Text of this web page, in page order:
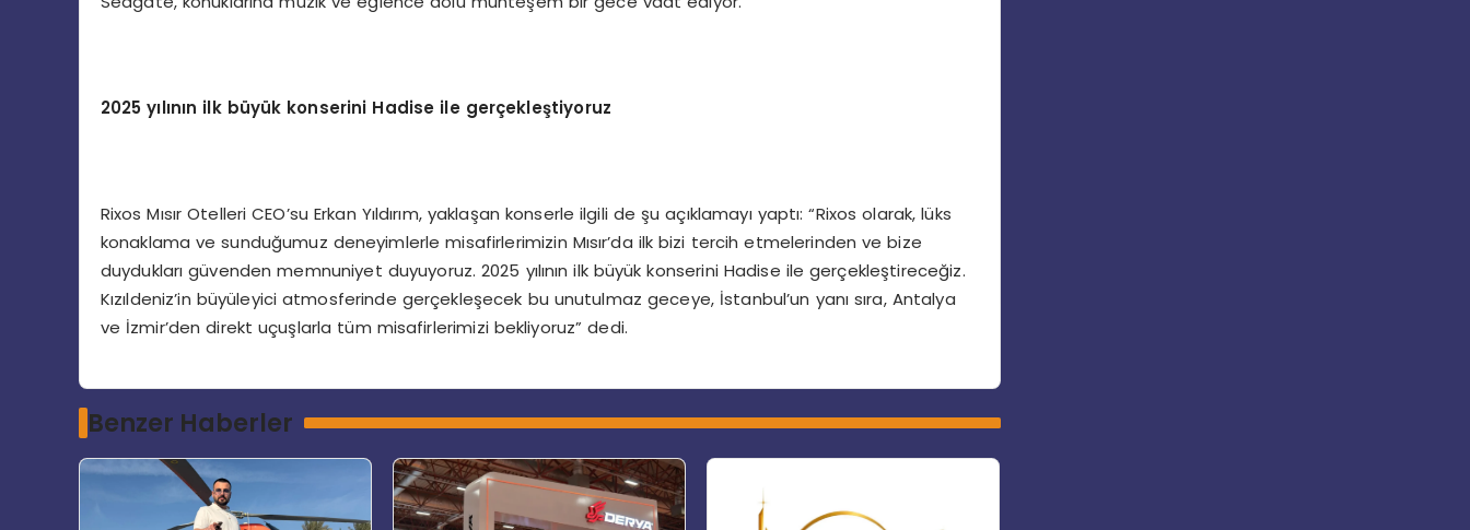
2025 yılının ilk büyük konserini Hadise ile gerçekleştiyoruz
Rixos Mısır Otelleri CEO’su Erkan Yıldırım, yaklaşan konserle ilgili de şu açıklamayı yaptı: “Rixos olarak, lüks
konaklama ve sunduğumuz deneyimlerle misafirlerimizin Mısır’da ilk bizi tercih etmelerinden ve bize
duydukları güvenden memnuniyet duyuyoruz. 2025 yılının ilk büyük konserini Hadise ile gerçekleştireceğiz.
Kızıldeniz’in büyüleyici atmosferinde gerçekleşecek bu unutulmaz geceye, İstanbul’un yanı sıra, Antalya
ve İzmir’den direkt uçuşlarla tüm misafirlerimizi bekliyoruz” dedi.
Benzer Haberler